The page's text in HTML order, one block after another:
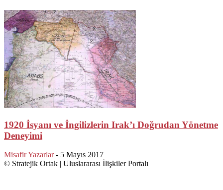
1920 İsyanı ve İngilizlerin Irak’ı Doğrudan Yönetme
Deneyimi
Misafir Yazarlar - 5 Mayıs 2017
© Stratejik Ortak | Uluslararası İlişkiler Portalı